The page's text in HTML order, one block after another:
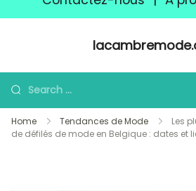
Search
for:
Home Tendances de Mode
Les
de défilés de mode en Belgique : dates et